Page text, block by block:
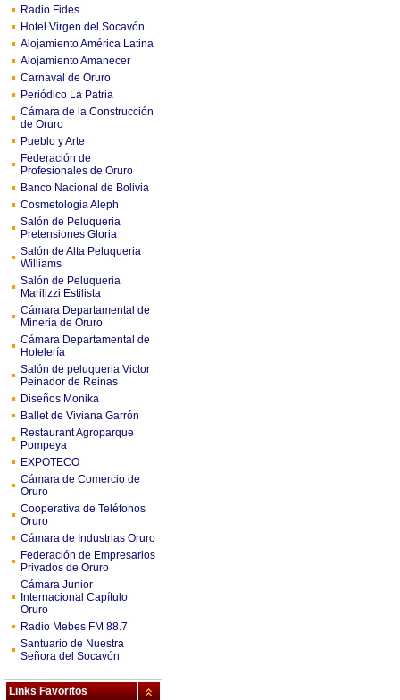
Radio Fides
Hotel Virgen del Socavón
Alojamiento América Latina
Alojamiento Amanecer
Carnaval de Oruro
Periódico La Patria
Cámara de la Construcción
de Oruro
Pueblo y Arte
Federación de
Profesionales de Oruro
Banco Nacional de Bolivia
Cosmetologia Aleph
Salón de Peluqueria
Pretensiones Gloria
Salón de Alta Peluqueria
Williams
Salón de Peluqueria
Marilizzi Estilista
Cámara Departamental de
Mineria de Oruro
Cámara Departamental de
Hotelería
Salón de peluqueria Victor
Peinador de Reinas
Diseños Monika
Ballet de Viviana Garrón
Restaurant Agroparque
Pompeya
EXPOTECO
Cámara de Comercio de
Oruro
Cooperativa de Teléfonos
Oruro
Cámara de Industrias Oruro
Federación de Empresarios
Privados de Oruro
Cámara Junior
Internacional Capítulo
Oruro
Radio Mebes FM 88.7
Santuario de Nuestra
Señora del Socavón
Links Favoritos